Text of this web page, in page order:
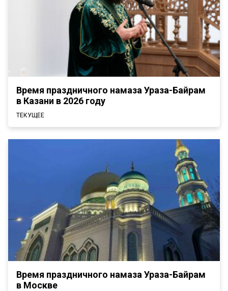
Время праздничного намаза Ураза-Байрам
в Казани в 2026 году
ТЕКУЩЕЕ
Время праздничного намаза Ураза-Байрам
в Москве